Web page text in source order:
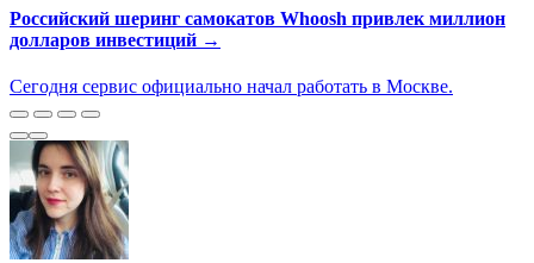
Российский шеринг самокатов Whoosh привлек миллион
долларов инвестиций →
Сегодня сервис официально начал работать в Москве.